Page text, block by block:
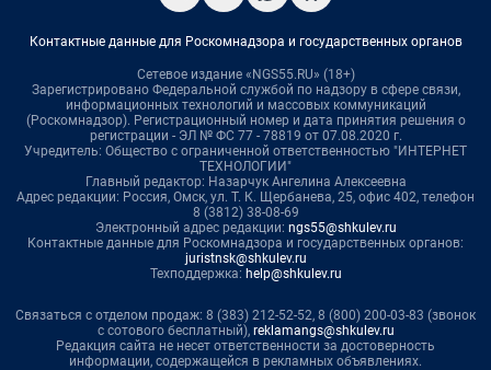
Контактные данные для Роскомнадзора и государственных органов
Сетевое издание «NGS55.RU» (18+)
Зарегистрировано Федеральной службой по надзору в сфере связи,
информационных технологий и массовых коммуникаций
(Роскомнадзор). Регистрационный номер и дата принятия решения о
регистрации - ЭЛ № ФС 77 - 78819 от 07.08.2020 г.
Учредитель: Общество с ограниченной ответственностью "ИНТЕРНЕТ
ТЕХНОЛОГИИ"
Главный редактор: Назарчук Ангелина Алексеевна
Адрес редакции: Россия, Омск, ул. Т. К. Щербанева, 25, офис 402, телефон
8 (3812) 38-08-69
Электронный адрес редакции: ngs55@shkulev.ru
Контактные данные для Роскомнадзора и государственных органов:
juristnsk@shkulev.ru
Техподдержка: help@shkulev.ru
Связаться с отделом продаж: 8 (383) 212-52-52, 8 (800) 200-03-83 (звонок
с сотового бесплатный), reklamangs@shkulev.ru
Редакция сайта не несет ответственности за достоверность
информации, содержащейся в рекламных объявлениях.